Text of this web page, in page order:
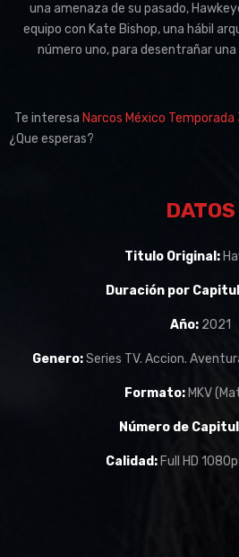
una amenaza de su pasado,
equipo con Kate Bishop, una hábil
número uno, para desentrañar
Te interesa Narcos México Temporada
¿Que esperas?
DATOS
Titulo Original:
Duración por
Año:2021
Genero:Series TV. Accion.
Formato: MKV
Número de
Calidad: Full HD